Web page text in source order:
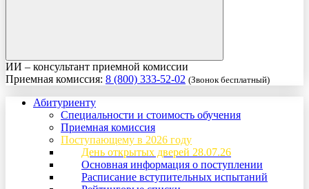
ИИ – консультант приемной комиссии
Приемная комиссия: 8 (800) 333-52-02 (Звонок бесплатный)
Абитуриенту
Специальности и стоимость обучения
Приемная комиссия
Поступающему в 2026 году
День открытых дверей 28.07.26
Основная информация о поступлении
Расписание вступительных испытаний